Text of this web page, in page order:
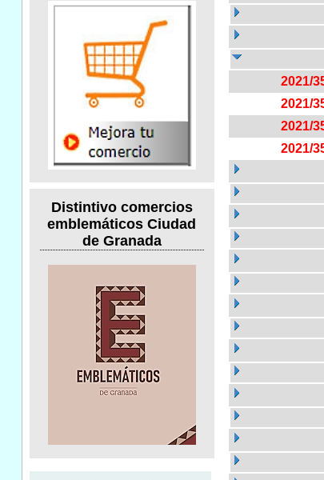
Distintivo comercios
emblemáticos Ciudad
de Granada
2021/
2021/
2021/
2021/